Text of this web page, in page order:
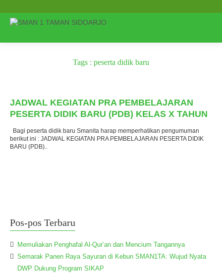
Tags : peserta didik baru
JADWAL KEGIATAN PRA PEMBELAJARAN
PESERTA DIDIK BARU (PDB) KELAS X TAHUN
Bagi peserta didik baru Smanita harap memperhatikan pengumuman
berikut ini : JADWAL KEGIATAN PRA PEMBELAJARAN PESERTA DIDIK
BARU (PDB)..
Pos-pos Terbaru
Memuliakan Penghafal Al-Qur’an dan Mencium Tangannya
Semarak Panen Raya Sayuran di Kebun SMAN1TA: Wujud Nyata
DWP Dukung Program SIKAP